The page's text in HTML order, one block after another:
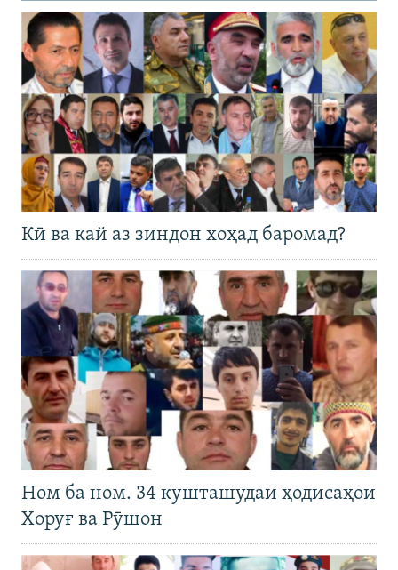
Кӣ ва кай аз зиндон хоҳад баромад?
Ном ба ном. 34 кушташудаи ҳодисаҳои
Хоруғ ва Рӯшон